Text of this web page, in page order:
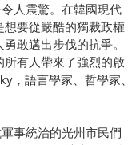
人震驚。在韓國現代
想要從嚴酷的獨裁政權
敢邁出步伐的抗爭。
有人帶來了強烈的啟
，語言學家、哲學家、
事統治的光州市民們